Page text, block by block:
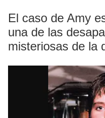
El caso de Amy
una de las
misteriosas de la